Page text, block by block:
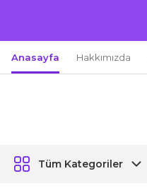
Anasayfa Hakkımızda
Tüm Kategoriler